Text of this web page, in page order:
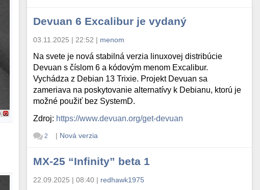
Devuan 6 Excalibur je vydaný
03.11.2025 | 22:52 | menom
Na svete je nová stabilná verzia linuxovej distribúcie
Devuan s číslom 6 a kódovým menom Excalibur.
Vychádza z Debian 13 Trixie. Projekt Devuan sa
zameriava na poskytovanie alternatívy k Debianu, ktorú je
možné použiť bez SystemD.
Zdroj: https://www.devuan.org/get-devuan
2 | Nová verzia
MX-25 “Infinity” beta 1
22.09.2025 | 08:40 | redhawk1975